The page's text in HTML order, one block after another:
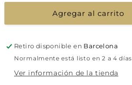
Agregar al carrito
Retiro disponible en Barcelona
Normalmente está listo en 2 a 4 días
Ver información de la tienda